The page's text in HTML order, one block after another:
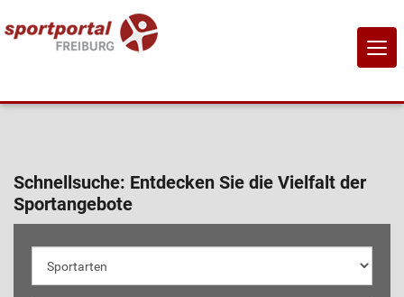
Sportangebote
Sportstätten
Schnellsuche: Entdecken Sie die Vielfalt der
Sportangebote